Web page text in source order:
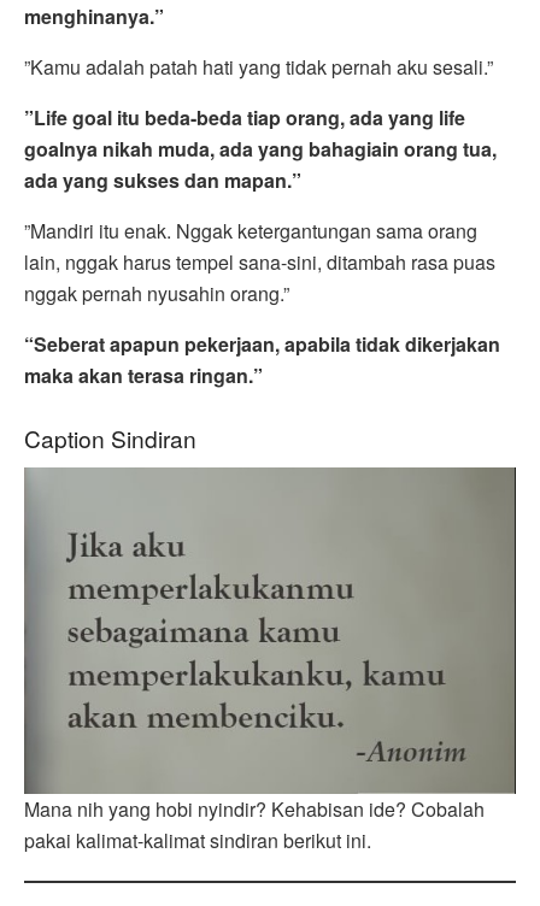
menghinanya.”
”Kamu adalah patah hati yang tidak pernah aku sesali.”
”Life goal itu beda-beda tiap orang, ada yang life
goalnya nikah muda, ada yang bahagiain orang tua,
ada yang sukses dan mapan.”
”Mandiri itu enak. Nggak ketergantungan sama orang
lain, nggak harus tempel sana-sini, ditambah rasa puas
nggak pernah nyusahin orang.”
“Seberat apapun pekerjaan, apabila tidak dikerjakan
maka akan terasa ringan.”
Caption Sindiran
Mana nih yang hobi nyindir? Kehabisan ide? Cobalah
pakai kalimat-kalimat sindiran berikut ini.